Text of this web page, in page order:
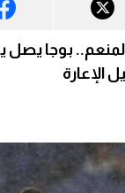
بوجا
الإعارة